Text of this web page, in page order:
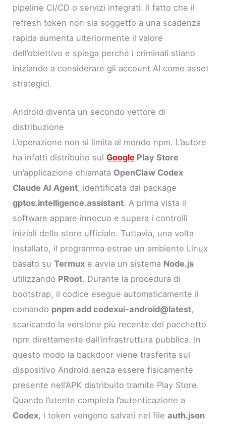
pipeline CI/CD o servizi integrati. Il fatto che il
refresh token non sia soggetto a una scadenza
rapida aumenta ulteriormente il valore
dell’obiettivo e spiega perché i criminali stiano
iniziando a considerare gli account AI come asset
strategici.
Android diventa un secondo vettore di
distribuzione
L’operazione non si limita al mondo npm. L’autore
ha infatti distribuito sulGoogle Play Store
un’applicazione chiamata OpenClaw Codex
Claude AI Agent, identificata dal package
gptos.intelligence.assistant. A prima vista il
software appare innocuo e supera i controlli
iniziali dello store ufficiale. Tuttavia, una volta
installato, il programma estrae un ambiente Linux
basato suTermux e avvia un sistema Node.js
utilizzando PRoot. Durante la procedura di
bootstrap, il codice esegue automaticamente il
comando pnpm add codexui-android@latest,
scaricando la versione più recente del pacchetto
npm direttamente dall’infrastruttura pubblica. In
questo modo la backdoor viene trasferita sul
dispositivo Android senza essere fisicamente
presente nell’APK distribuito tramite Play Store.
Quando l’utente completa l’autenticazione a
Codex, i token vengono salvati nel fileauth.json